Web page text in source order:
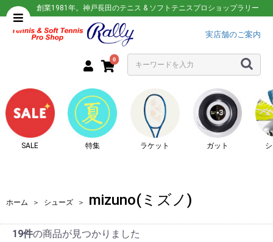
創業1981年。神戸長田のテニス & ソフトテニスプロショップラリー
実店舗のご案内
0
SALE 特集 ラケット ガット
ホーム ＞ シューズ ＞ mizuno(ミズノ)
19件の商品が見つかりました